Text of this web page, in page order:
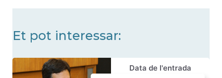
Et pot interessar:
Data de l'entrada